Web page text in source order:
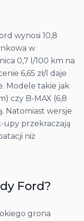
wynosi 10,8
w
0,7 l/100 km na
6,65 zł/l daje
Modele takie jak
czy B-MAX (6,8
Natomiast wersje
upy przekraczają
niż
Ford?
grona